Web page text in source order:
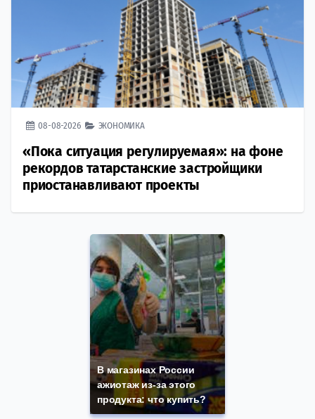
08-08-2026 ЭКОНОМИКА
«Пока ситуация регулируемая»: на фоне
рекордов татарстанские застройщики
приостанавливают проекты
В магазинах России
ажиотаж из-за этого
продукта: что купить?